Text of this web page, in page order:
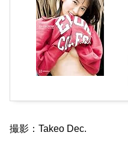
撮影：Takeo Dec.